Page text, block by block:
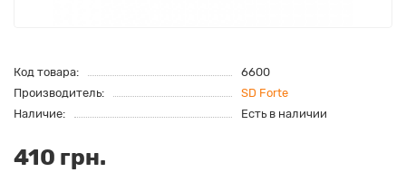
Код товара:
6600
Производитель:
SD Forte
Наличие:
Есть в наличии
410 грн.